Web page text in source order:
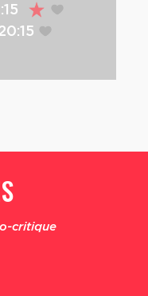
critique